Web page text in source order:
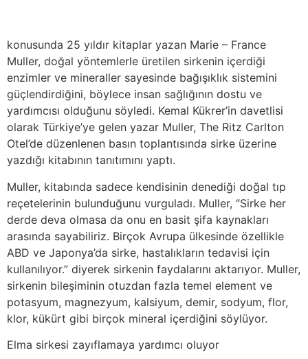
konusunda 25 yıldır kitaplar yazan Marie – France
Muller, doğal yöntemlerle üretilen sirkenin içerdiği
enzimler ve mineraller sayesinde bağışıklık sistemini
güçlendirdiğini, böylece insan sağlığının dostu ve
yardımcısı olduğunu söyledi. Kemal Kükrer’in davetlisi
olarak Türkiye’ye gelen yazar Muller, The Ritz Carlton
Otel’de düzenlenen basın toplantısında sirke üzerine
yazdığı kitabının tanıtımını yaptı.
Muller, kitabında sadece kendisinin denediği doğal tıp
reçetelerinin bulunduğunu vurguladı. Muller, “Sirke her
derde deva olmasa da onu en basit şifa kaynakları
arasında sayabiliriz. Birçok Avrupa ülkesinde özellikle
ABD ve Japonya’da sirke, hastalıkların tedavisi için
kullanılıyor.” diyerek sirkenin faydalarını aktarıyor. Muller,
sirkenin bileşiminin otuzdan fazla temel element ve
potasyum, magnezyum, kalsiyum, demir, sodyum, flor,
klor, kükürt gibi birçok mineral içerdiğini söylüyor.
Elma sirkesi zayıflamaya yardımcı oluyor